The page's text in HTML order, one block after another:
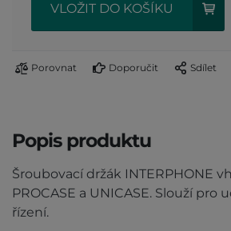
VLOŽIT DO KOŠÍKU
Porovnat Doporučit Sdílet
Popis produktu
Šroubovací držák INTERPHONE
PROCASE a UNICASE. Slouží pro
řízení.